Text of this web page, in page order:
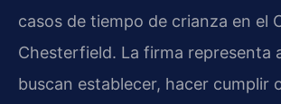
casos de tiempo de crianza en el
Chesterfield. La firma representa
buscan establecer, hacer cumplir